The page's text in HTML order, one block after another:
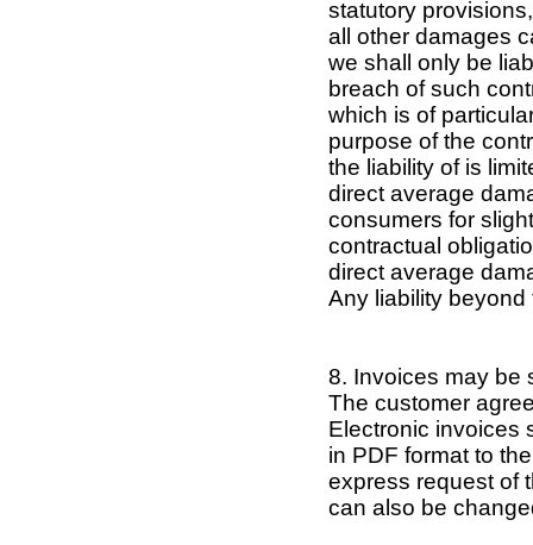
statutory
all other damages
we shall only be
breach of such
which is of
purpose of the
the liability of is
direct average
consumers for
contractual
direct average
Any liability
8. Invoices may be
The customer
Electronic invoices
in PDF format to
express request of
can also be